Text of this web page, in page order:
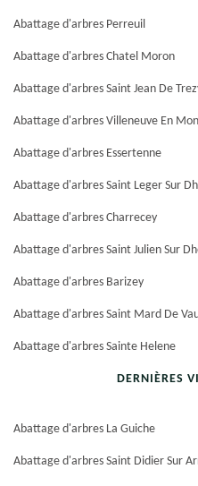
Abattage d'arbres Perreuil
Abattage d'arbres Chatel Moron
Abattage d'arbres Saint Jean De
Abattage d'arbres Villeneuve En
Abattage d'arbres Essertenne
Abattage d'arbres Saint Leger Sur
Abattage d'arbres Charrecey
Abattage d'arbres Saint Julien Sur
Abattage d'arbres Barizey
Abattage d'arbres Saint Mard De
Abattage d'arbres Sainte Helene
DERNIÈRES
Abattage d'arbres La Guiche
Abattage d'arbres Saint Didier Sur